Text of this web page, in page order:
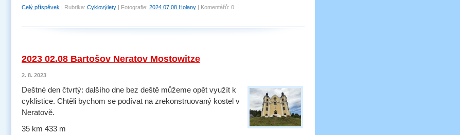
Celý příspěvek | Rubrika: Cyklovýlety | Fotografie: 2024 07.08 Holany | Komentářů: 0
2023 02.08 Bartošov Neratov Mostowitze
2. 8. 2023
Deštné den čtvrtý: dalšího dne bez deště můžeme opět využít k
cyklistice. Chtěli bychom se podívat na zrekonstruovaný kostel v
Neratově.
35 km 433 m